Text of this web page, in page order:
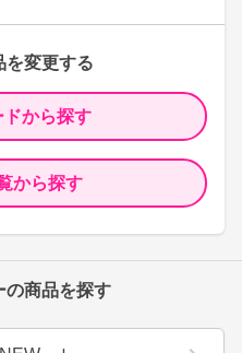
を変更する
ドから探す
から探す
の商品を探す